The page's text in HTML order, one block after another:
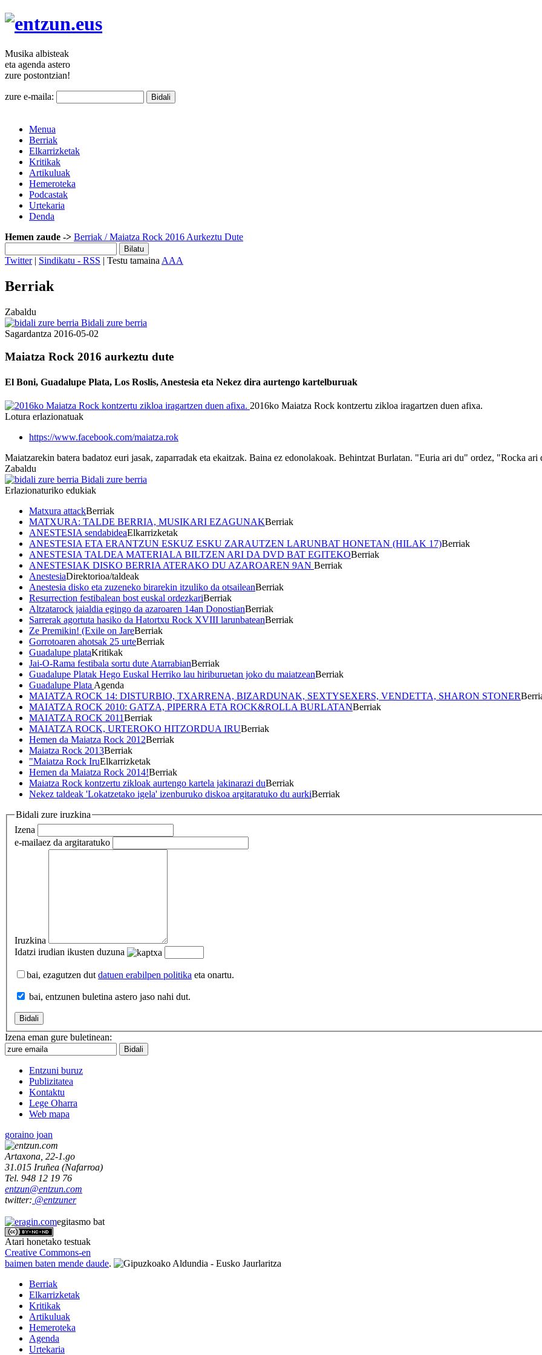
Musika albisteak
eta agenda astero
zure postontzian!
zure e-maila:
Menua
Berriak
Elkarrizketak
Kritikak
Artikuluak
Hemeroteka
Podcastak
Urtekaria
Denda
Hemen zaude -> Berriak / Maiatza Rock 2016 Aurkeztu Dute
Twitter| Sindikatu - RSS | Testu tamaina AAA
Berriak
Zabaldu
Bidali zure berria
Sagardantza 2016-05-02
Maiatza Rock 2016 aurkeztu dute
El Boni, Guadalupe Plata, Los Roslis, Anestesia eta Nekez dira aurtengo kartelburuak
2016ko Maiatza Rock kontzertu zikloa iragartzen duen afixa.
Lotura erlazionatuak
https://www.facebook.com/maiatza.rok
Maiatzarekin batera badatoz euri jasak, zaparradak eta ekaitzak. Baina ez edonolakoak. Behintzat Burlatan. "Euria ari du" ordez, "Rocka
Zabaldu
Bidali zure berria
Erlazionaturiko edukiak
Matxura attackBerriak
MATXURA: TALDE BERRIA, MUSIKARI EZAGUNAKBerriak
ANESTESIA sendabideaElkarrizketak
ANESTESIA ETA ERANTZUN ESKUZ ESKU ZARAUTZEN LARUNBAT HONETAN (HILAK 17)Berriak
ANESTESIA TALDEA MATERIALA BILTZEN ARI DA DVD BAT EGITEKOBerriak
ANESTESIAK DISKO BERRIA ATERAKO DU AZAROAREN 9AN Berriak
AnestesiaDirektorioa/taldeak
Anestesia disko eta zuzeneko birarekin itzuliko da otsaileanBerriak
Resurrection festibalean bost euskal ordezkariBerriak
Altzatarock jaialdia egingo da azaroaren 14an DonostianBerriak
Sarrerak agortuta hasiko da Hatortxu Rock XVIII larunbateanBerriak
Ze Premikin! (Exile on JareBerriak
Gorrotoaren ahotsak 25 urteBerriak
Guadalupe plataKritikak
Jai-O-Rama festibala sortu dute AtarrabianBerriak
Guadalupe Platak Hego Euskal Herriko lau hiriburuetan joko du maiatzeanBerriak
Guadalupe Plata Agenda
MAIATZA ROCK 14: DISTURBIO, TXARRENA, BIZARDUNAK, SEXTYSEXERS, VENDETTA, SHARON STONER
MAIATZA ROCK 2010: GATZA, PIPERRA ETA ROCK&ROLLA BURLATANBerriak
MAIATZA ROCK 2011Berriak
MAIATZA ROCK, URTEROKO HITZORDUA IRUBerriak
Hemen da Maiatza Rock 2012Berriak
Maiatza Rock 2013Berriak
"Maiatza Rock IruElkarrizketak
Hemen da Maiatza Rock 2014!Berriak
Maiatza Rock kontzertu zikloak aurtengo kartela jakinarazi duBerriak
Nekez taldeak 'Lokatzetako igela' izenburuko diskoa argitaratuko du aurkiBerriak
Bidali zure iruzkina
Izena
e-mailaez da argitaratuko
Iruzkina
Idatzi irudian ikusten duzuna
bai, ezagutzen dut datuen erabilpen politika eta onartu.
bai, entzunen buletina astero jaso nahi dut.
Izena eman gure buletinean:
Entzuni buruz
Publizitatea
Kontaktu
Lege Oharra
Web mapa
goraino joan
Artaxona, 22-1.go
31.015 Iruñea (Nafarroa)
Tel. 948 12 19 76
entzun@entzun.com
twitter: @entzuner
egitasmo bat
Atari honetako testuak
Creative Commons-en
baimen baten mende daude.
Berriak
Elkarrizketak
Kritikak
Artikuluak
Hemeroteka
Agenda
Urtekaria